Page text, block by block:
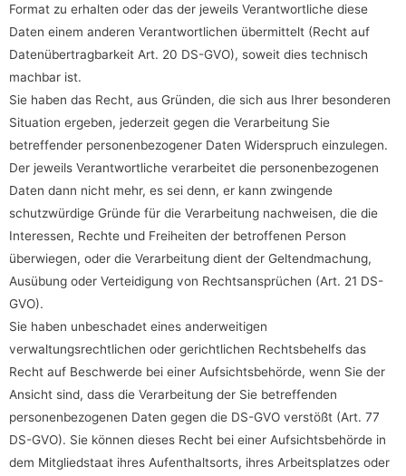
Format zu erhalten oder das der jeweils Verantwortliche diese
Daten einem anderen Verantwortlichen übermittelt (Recht auf
Datenübertragbarkeit Art. 20 DS-GVO), soweit dies technisch
machbar ist.
Sie haben das Recht, aus Gründen, die sich aus Ihrer besonderen
Situation ergeben, jederzeit gegen die Verarbeitung Sie
betreffender personenbezogener Daten Widerspruch einzulegen.
Der jeweils Verantwortliche verarbeitet die personenbezogenen
Daten dann nicht mehr, es sei denn, er kann zwingende
schutzwürdige Gründe für die Verarbeitung nachweisen, die die
Interessen, Rechte und Freiheiten der betroffenen Person
überwiegen, oder die Verarbeitung dient der Geltendmachung,
Ausübung oder Verteidigung von Rechtsansprüchen (Art. 21 DS-
GVO).
Sie haben unbeschadet eines anderweitigen
verwaltungsrechtlichen oder gerichtlichen Rechtsbehelfs das
Recht auf Beschwerde bei einer Aufsichtsbehörde, wenn Sie der
Ansicht sind, dass die Verarbeitung der Sie betreffenden
personenbezogenen Daten gegen die DS-GVO verstößt (Art. 77
DS-GVO). Sie können dieses Recht bei einer Aufsichtsbehörde in
dem Mitgliedstaat ihres Aufenthaltsorts, ihres Arbeitsplatzes oder